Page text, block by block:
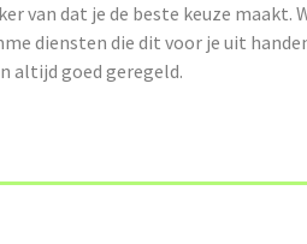
van dat je de beste keuze maakt.
diensten die dit voor je uit
altijd goed geregeld.